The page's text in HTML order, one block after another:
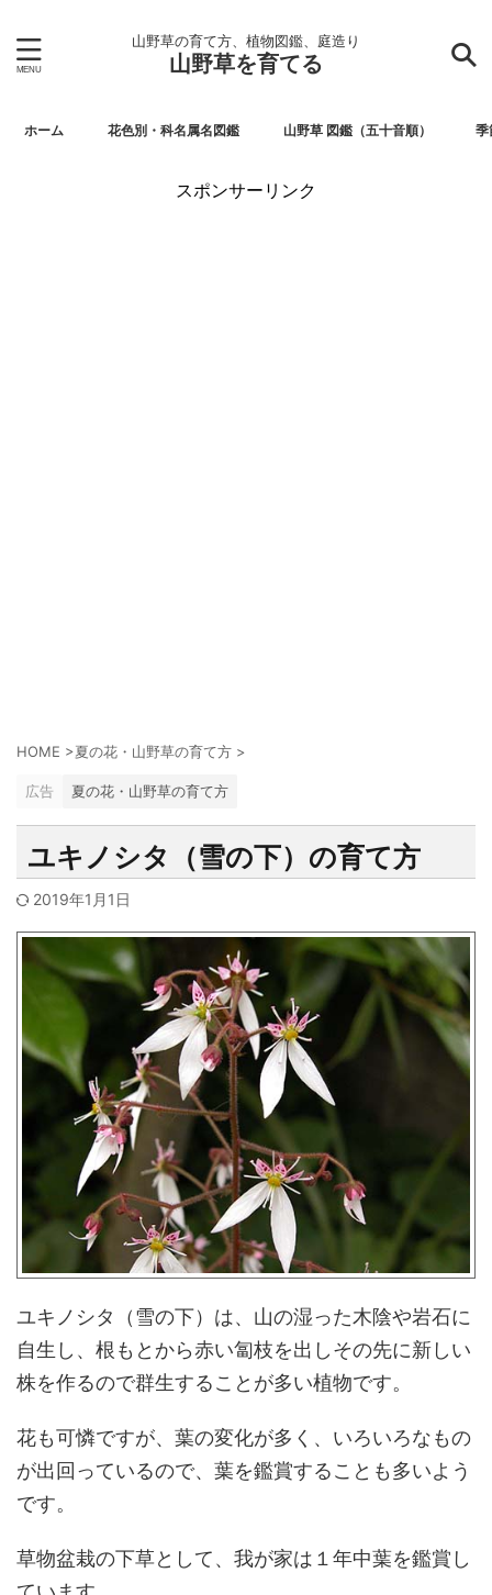
山野草の育て方、植物図鑑、庭造り
山野草を育てる
ホーム 花色別・科名属名図鑑 山野草 図鑑（五十音順） 季
スポンサーリンク
HOME >夏の花・山野草の育て方 >
広告 夏の花・山野草の育て方
ユキノシタ（雪の下）の育て方
2019年1月1日
ユキノシタ（雪の下）は、山の湿った木陰や岩石に
自生し、根もとから赤い匐枝を出しその先に新しい
株を作るので群生することが多い植物です。
花も可憐ですが、葉の変化が多く、いろいろなもの
が出回っているので、葉を鑑賞することも多いよう
です。
草物盆栽の下草として、我が家は１年中葉を鑑賞し